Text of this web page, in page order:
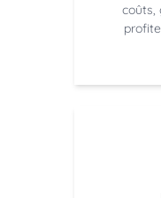
coûts,